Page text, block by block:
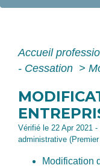
Accueil
- Cessation >
Vérifié le 22 Apr 2021
administrative
Modification